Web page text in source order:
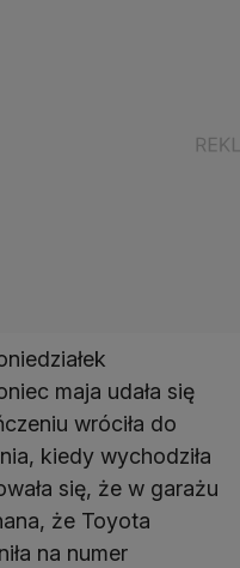
maja udała się
wróciła do
kiedy wychodziła
się, że w garażu
że Toyota
na numer